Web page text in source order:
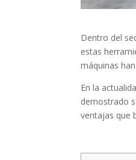
Dentro del
estas
máquinas
En la
demostrado
ventajas que